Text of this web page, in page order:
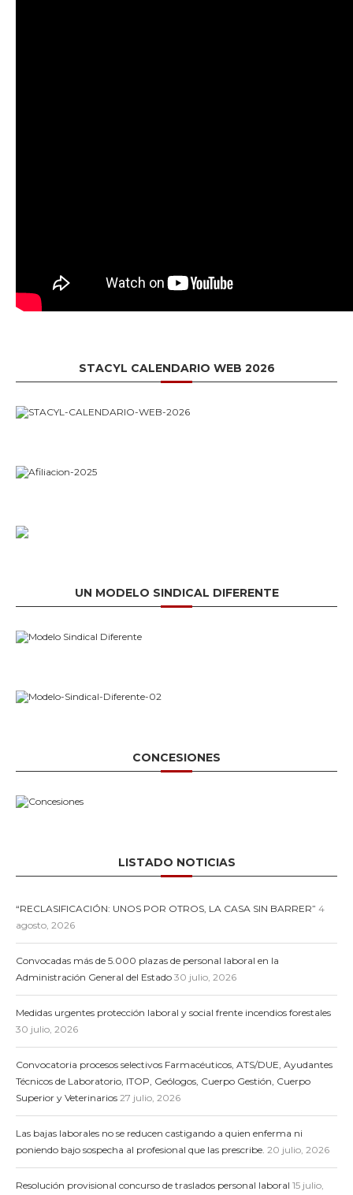
STACYL CALENDARIO WEB 2026
UN MODELO SINDICAL DIFERENTE
CONCESIONES
LISTADO NOTICIAS
“RECLASIFICACIÓN: UNOS POR OTROS, LA CASA SIN BARRER” 4
agosto, 2026
Convocadas más de 5.000 plazas de personal laboral en la
Administración General del Estado 30 julio, 2026
Medidas urgentes protección laboral y social frente incendios forestales
30 julio, 2026
Convocatoria procesos selectivos Farmacéuticos, ATS/DUE, Ayudantes
Técnicos de Laboratorio, ITOP, Geólogos, Cuerpo Gestión, Cuerpo
Superior y Veterinarios 27 julio, 2026
Las bajas laborales no se reducen castigando a quien enferma ni
poniendo bajo sospecha al profesional que las prescribe. 20 julio, 2026
Resolución provisional concurso de traslados personal laboral 15 julio,